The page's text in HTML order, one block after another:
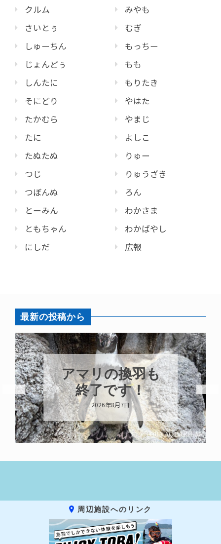
クルム
さいとぅ
しゅーちん
じょんどぅ
しんたに
そにどり
たかむら
たに
たぬたぬ
つじ
つぼんぬ
とーみん
ともちゃん
にしだ
みやも
むぎ
もっちー
もも
もりたき
やはた
やまじ
よしこ
りゅー
りゅうざき
ろん
わかさま
わかばやし
広報
最新の投稿から
アマリの換羽も
終了です！
2026年8月7日
周辺施設へのリンク